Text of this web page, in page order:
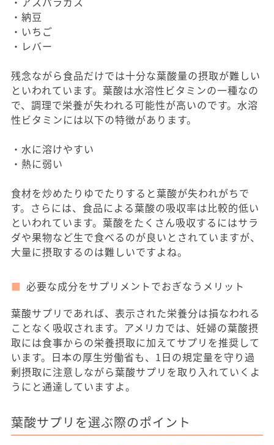
・納豆
・いちご
・レバー
残念ながら食品だけでは十分な葉酸量の摂取が難しい
といわれています。葉酸は水溶性ビタミンの一種なの
で、調理で栄養が失われる可能性が高いのです。水溶
性ビタミンには以下の特徴があります。
・水に溶けやすい
・熱に弱い
食材を炒めたりゆでたりすると葉酸が失われがちで
す。さらには、食品による葉酸の吸収率は比較的低い
といわれています。葉酸をたくさん吸収するにはサラ
ダや果物など生で食べるのが良いとされていますが、
大量に摂取するのは難しいですよね。
必要な成分をサプリメントでおぎなうメリット
葉酸サプリであれば、表示された栄養分は損なわれる
ことなく吸収されます。アメリカでは、妊婦の葉酸摂
取には食事からの栄養摂取に加えてサプリを推奨して
います。日本の厚生労働省も、1日の規定量を守り過
剰摂取に注意しながら葉酸サプリを取り入れていくよ
うにと通達していますよ。
葉酸サプリを選ぶ際のポイント